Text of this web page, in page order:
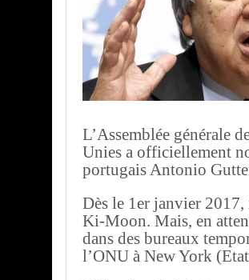
L’Assemblée générale
Unies a officiellement
portugais Antonio
Dès le 1er janvier 2017,
Ki-Moon. Mais, en
dans des bureaux
l’ONU à New York